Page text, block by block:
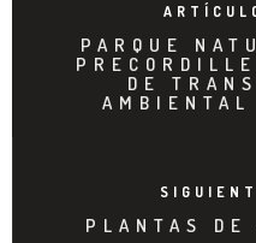
PARQUE
DE
AMBIENTAL
PLANTAS DE